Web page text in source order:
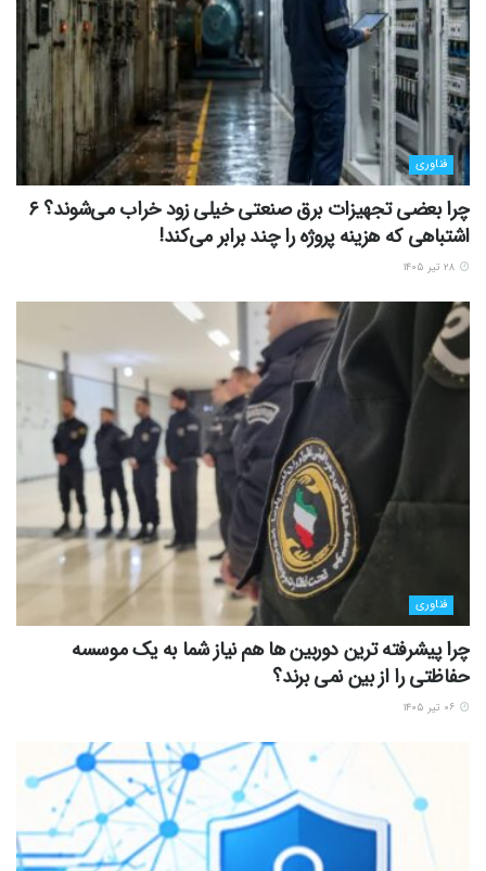
فناوری
چرا بعضی تجهیزات برق صنعتی خیلی زود خراب می‌شوند؟ ۶
اشتباهی که هزینه پروژه را چند برابر می‌کند!
فناوری
چرا پیشرفته ترین دوربین ها هم نیاز شما به یک موسسه
حفاظتی را از بین نمی برند؟